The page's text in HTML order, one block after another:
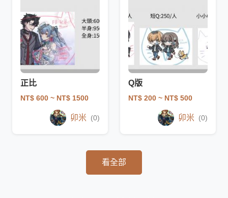
正比
NT$ 600 ~ NT$ 1500
卯米 (0)
Q版
NT$ 200 ~ NT$ 500
卯米 (0)
看全部